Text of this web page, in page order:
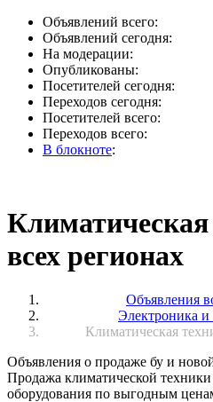
Объявлений всего:
Объявлений сегодня:
На модерации:
Опубликованы:
Посетителей сегодня:
Переходов сегодня:
Посетителей всего:
Переходов всего:
В блокноте:
всех регионах
Объявления
Электроника и
Климатическая
Объявления о продаже бу и
Продажа климатической
оборудования по выгодным